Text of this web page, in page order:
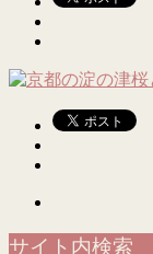
サイト内検索